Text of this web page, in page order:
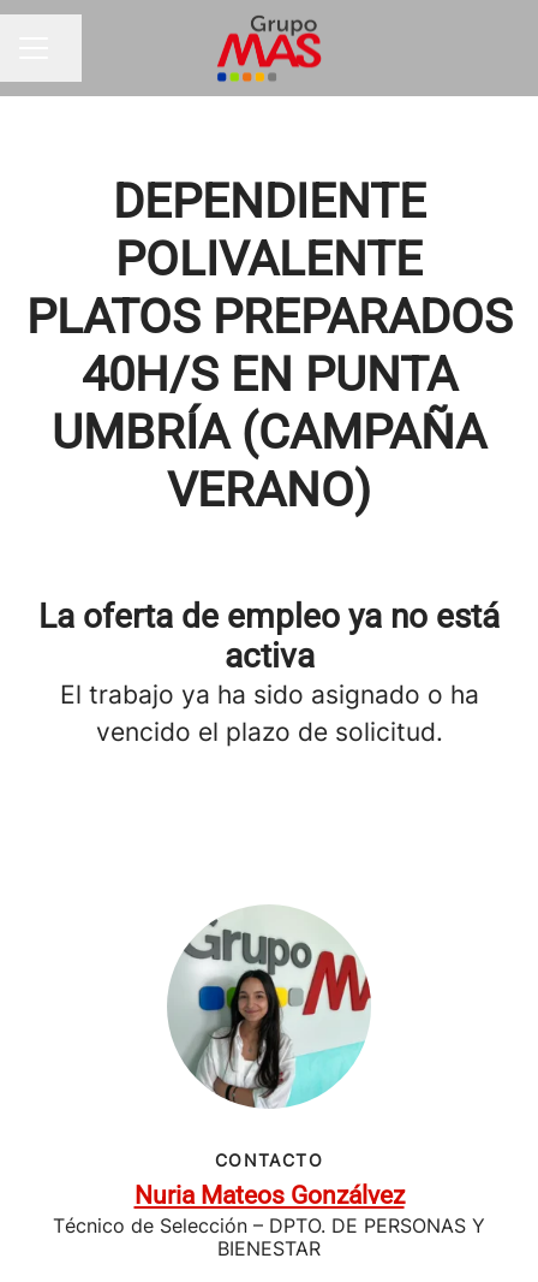
DEPENDIENTE
POLIVALENTE
PLATOS PREPARADOS
40H/S EN PUNTA
UMBRÍA (CAMPAÑA
VERANO)
La oferta de empleo ya no está
activa
El trabajo ya ha sido asignado o ha
vencido el plazo de solicitud.
CONTACTO
Nuria Mateos Gonzálvez
Técnico de Selección – DPTO. DE PERSONAS Y
BIENESTAR